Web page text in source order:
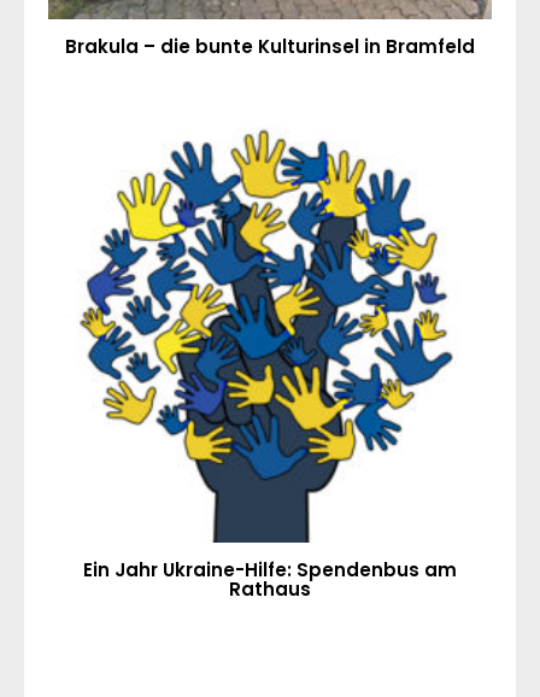
Brakula – die bunte Kulturinsel in Bramfeld
Ein Jahr Ukraine-Hilfe: Spendenbus am
Rathaus